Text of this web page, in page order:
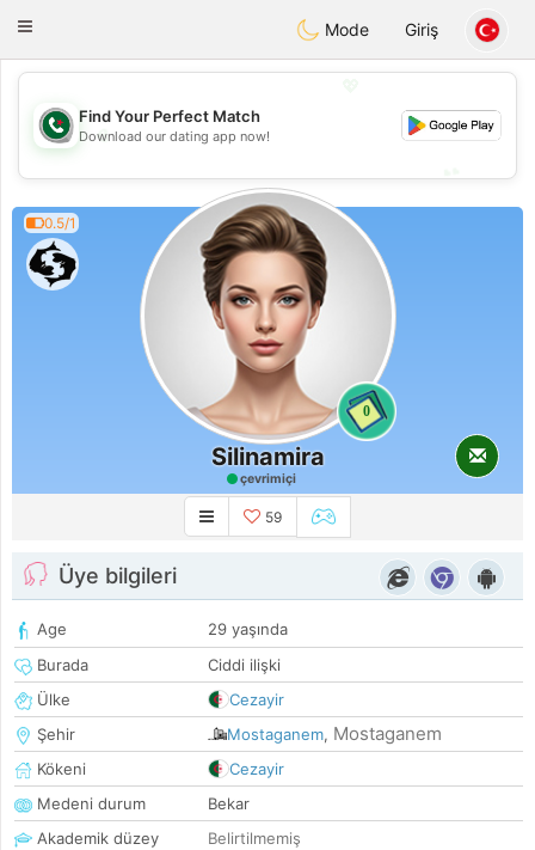
Weshrak
Toggle
Mode Giriş
💖
💕
Find Your Perfect Match
Download our dating app now!
0.5/1
0
Silinamira
çevrimiçi
59
Üye bilgileri
Age
29 yaşında
Burada
Ciddi ilişki
Ülke
Cezayir
Şehir
Mostaganem, Mostaganem
Kökeni
Cezayir
Medeni durum
Bekar
Akademik düzey
Belirtilmemiş